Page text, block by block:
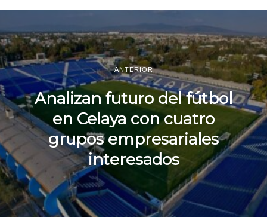
ANTERIOR
Analizan futuro del fútbol
en Celaya con cuatro
grupos empresariales
interesados